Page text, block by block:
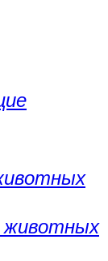
животных